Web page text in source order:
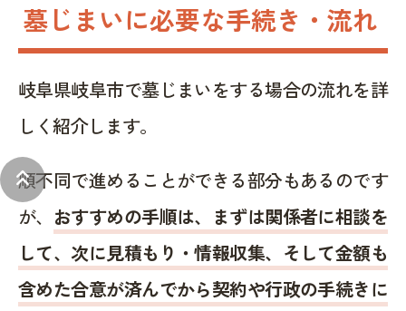
keyboard_double_arrow_up
墓じまいに必要な手続き・流れ
岐阜県岐阜市で墓じまいをする場合の流れを詳
しく紹介します。
順不同で進めることができる部分もあるのです
が、 おすすめの手順は、まずは関係者に相談を
して、次に見積もり・情報収集、そして金額も
含めた合意が済んでから契約や行政の手続きに